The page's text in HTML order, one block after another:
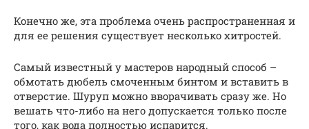
Конечно же, эта проблема очень распространенная и
для ее решения существует несколько хитростей.
Самый известный у мастеров народный способ –
обмотать дюбель смоченным бинтом и вставить в
отверстие. Шуруп можно вворачивать сразу же. Но
вешать что-либо на него допускается только после
того, как вода полностью испарится.